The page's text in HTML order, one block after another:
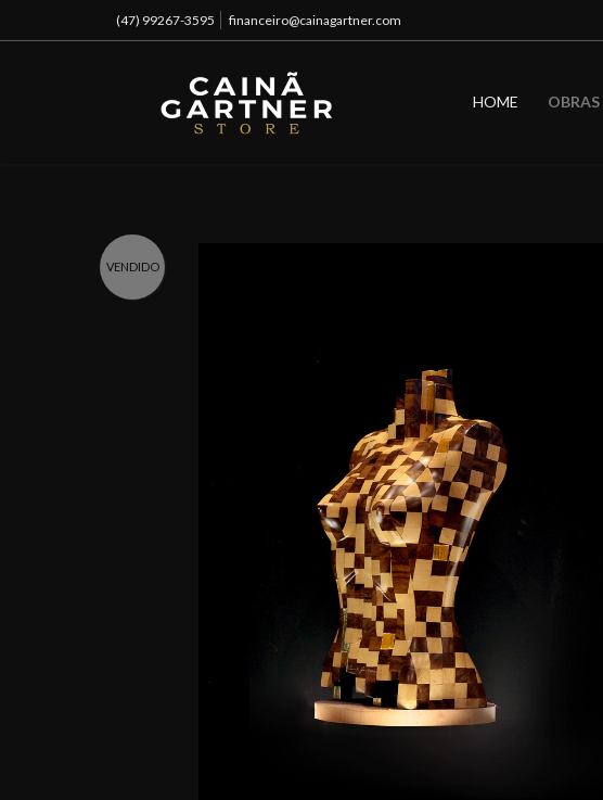
(47) 99267-3595 financeiro@cainagartner.com
HOME
VENDIDO